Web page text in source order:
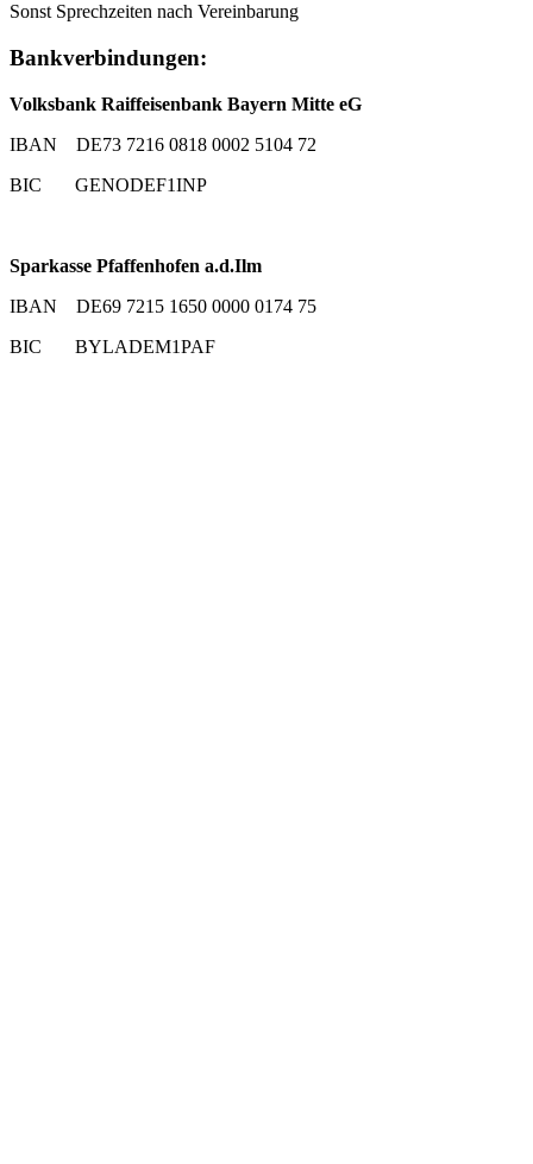
Sonst Sprechzeiten nach Vereinbarung
Bankverbindungen:
Volksbank Raiffeisenbank Bayern Mitte eG
IBAN DE73 7216 0818 0002 5104 72
BIC GENODEF1INP
Sparkasse Pfaffenhofen a.d.Ilm
IBAN DE69 7215 1650 0000 0174 75
BIC BYLADEM1PAF